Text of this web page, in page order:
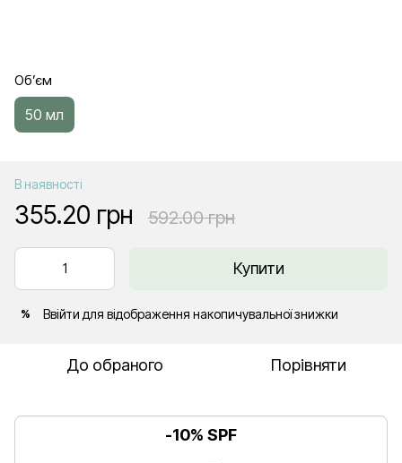
Об’єм
50 мл
В наявності
355.20 грн 592.00 грн
Купити
% Ввійти для відображення накопичувальної знижки
До обраного Порівняти
-10% SPF